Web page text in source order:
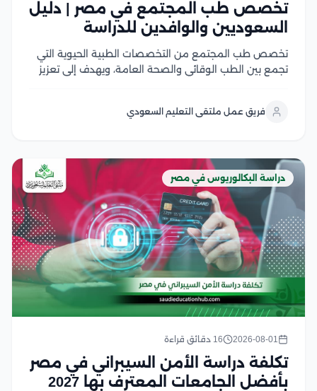
تخصص طب المجتمع في مصر | دليل
السعوديين والوافدين للدراسة
تخصص طب المجتمع من التخصصات الطبية الحيوية التي
تجمع بين الطب الوقائي والصحة العامة، ويهدف إلى تعزيز
ويشهد هذا التخصص إقبالًا كبير من الطلاب...
فريق عمل ملتقى التعليم السعودي
دراسة البكالوريوس في مصر
2026-08-01 16 دقائق قراءة
تكلفة دراسة الأمن السيبراني في مصر
بأفضل الجامعات المعترف بها 2027